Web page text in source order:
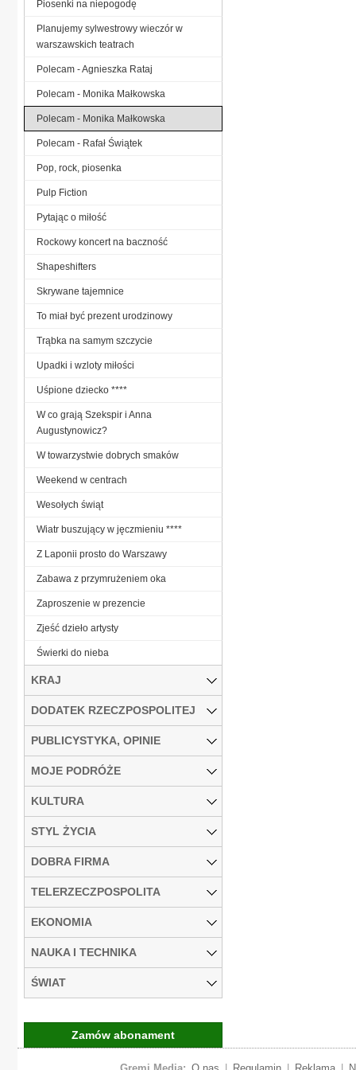
Piosenki na niepogodę
Planujemy sylwestrowy wieczór w
warszawskich teatrach
Polecam - Agnieszka Rataj
Polecam - Monika Małkowska
Polecam - Monika Małkowska
Polecam - Rafał Świątek
Pop, rock, piosenka
Pulp Fiction
Pytając o miłość
Rockowy koncert na baczność
Shapeshifters
Skrywane tajemnice
To miał być prezent urodzinowy
Trąbka na samym szczycie
Upadki i wzloty miłości
Uśpione dziecko ****
W co grają Szekspir i Anna
Augustynowicz?
W towarzystwie dobrych smaków
Weekend w centrach
Wesołych świąt
Wiatr buszujący w jęczmieniu ****
Z Laponii prosto do Warszawy
Zabawa z przymrużeniem oka
Zaproszenie w prezencie
Zjeść dzieło artysty
Świerki do nieba
KRAJ
DODATEK RZECZPOSPOLITEJ
PUBLICYSTYKA, OPINIE
MOJE PODRÓŻE
KULTURA
STYL ŻYCIA
DOBRA FIRMA
TELERZECZPOSPOLITA
EKONOMIA
NAUKA I TECHNIKA
ŚWIAT
Zamów abonament